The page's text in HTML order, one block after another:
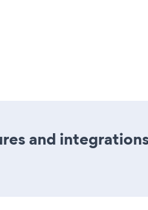
and